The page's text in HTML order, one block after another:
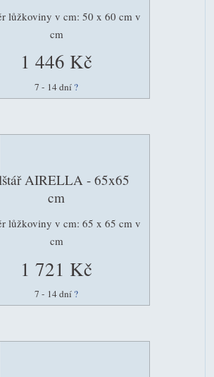
lůžkoviny v cm: 50 x 60 cm v
cm
1 446 Kč
7 - 14 dní ?
AIRELLA - 65x65
cm
lůžkoviny v cm: 65 x 65 cm v
cm
1 721 Kč
7 - 14 dní ?